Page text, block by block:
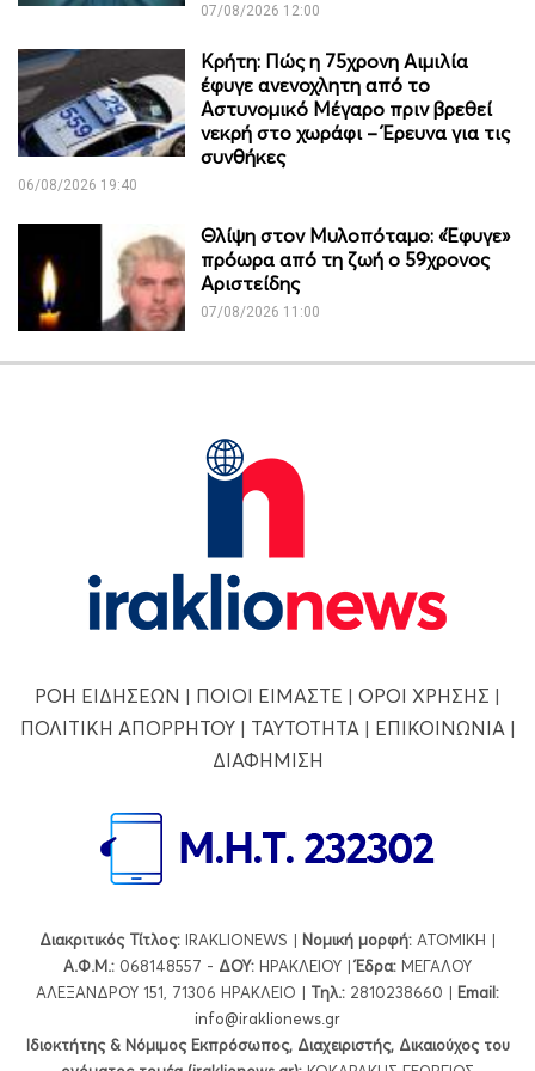
07/08/2026 12:00
Κρήτη: Πώς η 75χρονη Αιμιλία
έφυγε ανενοχλητη από το
Αστυνομικό Μέγαρο πριν βρεθεί
νεκρή στο χωράφι – Έρευνα για τις
συνθήκες
06/08/2026 19:40
Θλίψη στον Μυλοπόταμο: «Έφυγε»
πρόωρα από τη ζωή ο 59χρονος
Αριστείδης
07/08/2026 11:00
ΡΟΗ ΕΙΔΗΣΕΩΝ | ΠΟΙΟΙ ΕΙΜΑΣΤΕ | ΟΡΟΙ ΧΡΗΣΗΣ |
ΠΟΛΙΤΙΚΗ ΑΠΟΡΡΗΤΟΥ| ΤΑΥΤΟΤΗΤΑ | ΕΠΙΚΟΙΝΩΝΙΑ |
ΔΙΑΦΗΜΙΣΗ
Διακριτικός Τίτλος: IRAKLIONEWS | Νομική μορφή: ΑΤΟΜΙΚΗ |
Α.Φ.Μ.: 068148557 - ΔΟΥ: ΗΡΑΚΛΕΙΟΥ |Έδρα: ΜΕΓΑΛΟΥ
ΑΛΕΞΑΝΔΡΟΥ 151, 71306 ΗΡΑΚΛΕΙΟ | Τηλ.: 2810238660 | Εmail:
info@iraklionews.gr
Ιδιοκτήτης & Νόμιμος Εκπρόσωπος, Διαχειριστής, Δικαιούχος του